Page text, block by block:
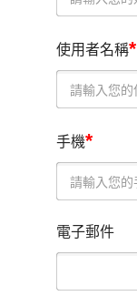
使用者名稱*
手機*
電子郵件